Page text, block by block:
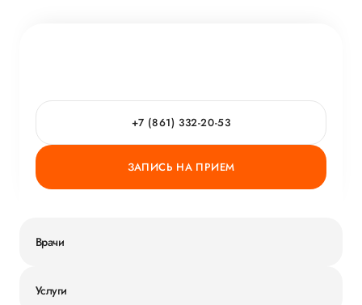
+7 (861) 332-20-53
ЗАПИСЬ НА ПРИЕМ
Врачи
Услуги